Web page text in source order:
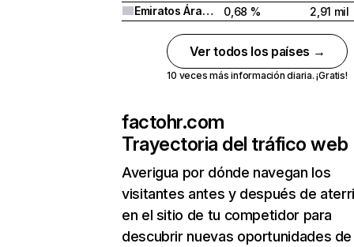
Emiratos Árabes Unidos
0,68 % 2,91 mil
Ver todos los países →
10 veces más información diaria. ¡Gratis!
factohr.com
Trayectoria del tráfico web
Averigua por dónde navegan los
visitantes antes y después de
en el sitio de tu competidor para
descubrir nuevas oportunidades de